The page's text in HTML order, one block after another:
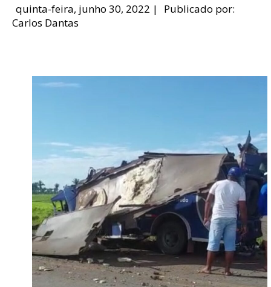
quinta-feira, junho 30, 2022 |
Publicado por:
Carlos Dantas